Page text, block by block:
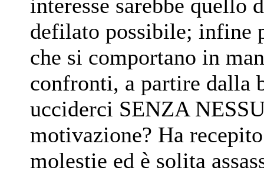
interesse sarebbe
defilato possibile; infine
che si comportano in
confronti, a partire dalla
ucciderci SENZA
motivazione? Ha
molestie ed è solita